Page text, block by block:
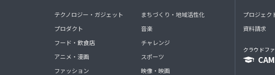
テクノロジー・ガジェット
プロダクト
フード・飲食店
アニメ・漫画
ファッション
まちづくり・地域活性化
音楽
チャレンジ
スポーツ
映像・映画
プロジェク
資料請求
クラウドフ